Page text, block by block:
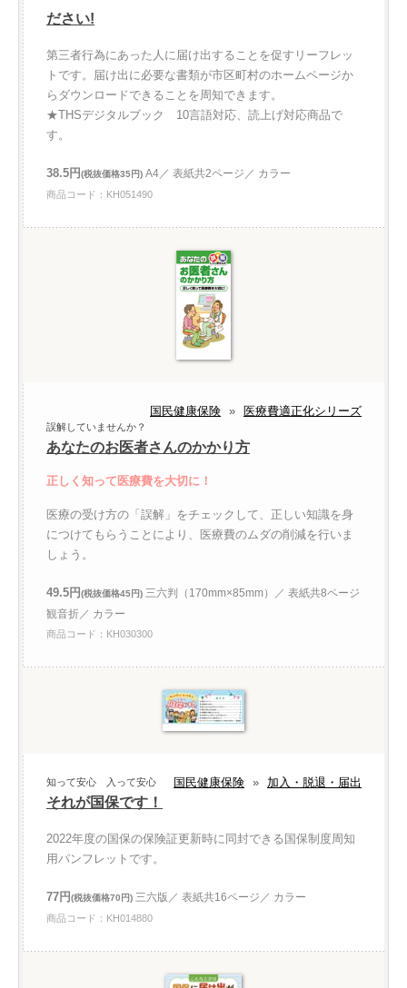
ださい!
第三者行為にあった人に届け出することを促すリーフレッ
トです。届け出に必要な書類が市区町村のホームページか
らダウンロードできることを周知できます。
★THSデジタルブック 10言語対応、読上げ対応商品で
す。
38.5円(税抜価格35円) A4／ 表紙共2ページ／ カラー
商品コード：KH051490
国民健康保険 » 医療費適正化シリーズ
誤解していませんか？
あなたのお医者さんのかかり方
正しく知って医療費を大切に！
医療の受け方の「誤解」をチェックして、正しい知識を身
につけてもらうことにより、医療費のムダの削減を行いま
しょう。
49.5円(税抜価格45円) 三六判（170mm×85mm）／ 表紙共8ページ
観音折／ カラー
商品コード：KH030300
国民健康保険 » 加入・脱退・届出
知って安心 入って安心
それが国保です！
2022年度の国保の保険証更新時に同封できる国保制度周知
用パンフレットです。
77円(税抜価格70円) 三六版／ 表紙共16ページ／ カラー
商品コード：KH014880